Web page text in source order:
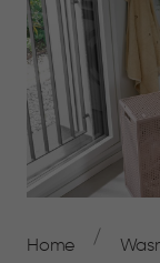
Navigation
Home